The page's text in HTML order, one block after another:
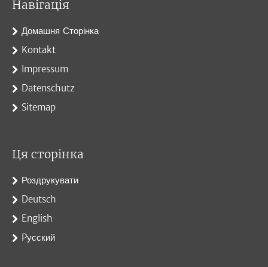
Навігація
Домашня Сторінка
Kontakt
Impressum
Datenschutz
Sitemap
Ця сторінка
Роздрукувати
Deutsch
English
Pусский